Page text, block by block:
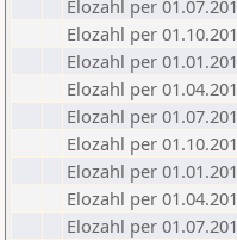
Elozahl per
Elozahl per
Elozahl per
Elozahl per
Elozahl per
Elozahl per
Elozahl per
Elozahl per
Elozahl per